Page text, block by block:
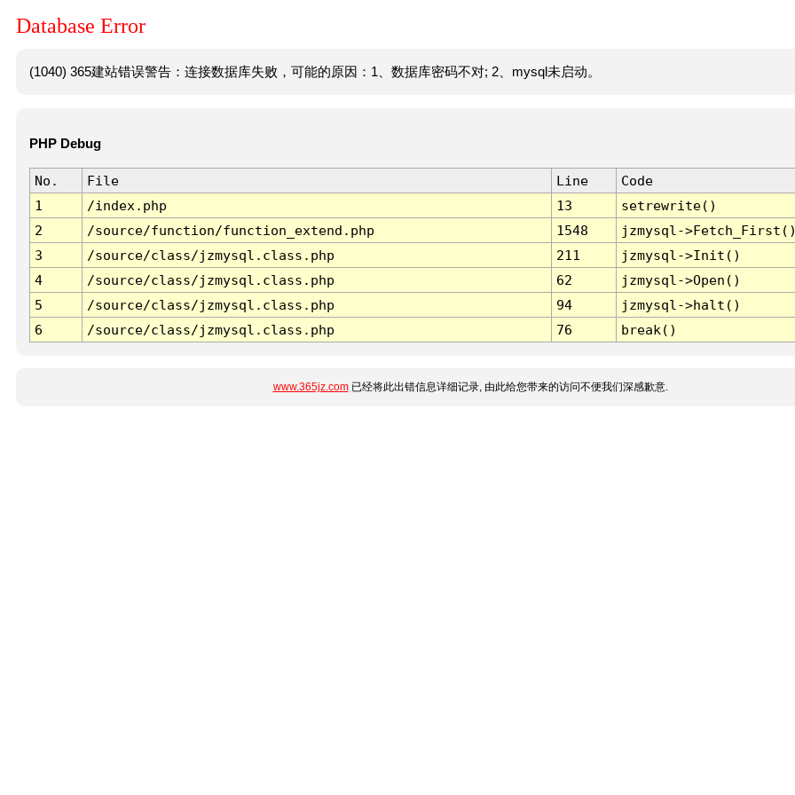
Database Error
(1040) 365建站错误警告：连接数据库失败，可能的原因：1、数据库密码不对; 2、mysql未启动。
PHP Debug
No. File Line
Code
1
/index.php 13
setrewrite()
2
/source/function/function_extend.php 1548
jzmysql-
3
/source/class/jzmysql.class.php 211
jzmysql->Init()
4
/source/class/jzmysql.class.php 62
jzmysql->Open()
5
/source/class/jzmysql.class.php 94
jzmysql->halt()
6
/source/class/jzmysql.class.php 76 break()
www.365jz.com已经将此出错信息详细记录, 由此给您带来的访问不便我们深感歉意.